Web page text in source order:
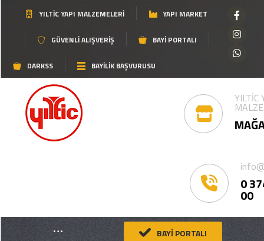
YILTIC YAPI MALZEMELERI YAPI MARKET
GÜVENLI ALIŞVERIŞ BAYI PORTALI
DARKSS BAYİLİK BAŞVURUSU
YILTİC
0
00
BAYİ PORTALI